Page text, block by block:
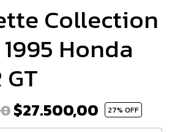
Collection
Honda
$27.500,00 27% OFF